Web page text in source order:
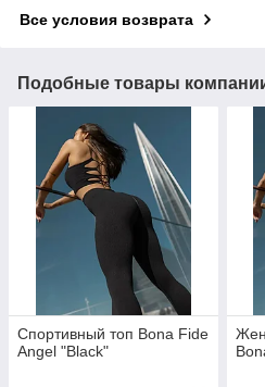
Все условия возврата
Подобные товары
Спортивный топ Bona Fide
Angel "Black"